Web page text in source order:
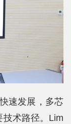
速发展，多芯
技术路径。Lim